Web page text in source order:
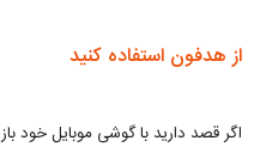
از هدفون استفاده کنید
اگر قصد دارید با گوشی موبایل خود